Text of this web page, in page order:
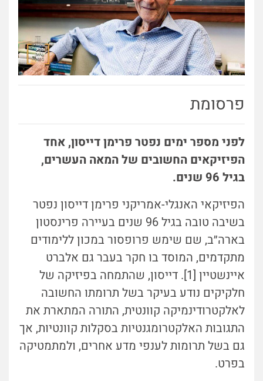
פרסומת
לפני מספר ימים נפטר פרימן דייסון, אחד
הפיזיקאים החשובים של המאה העשרים,
בגיל 96 שנים.
הפיזיקאי האנגלי-אמריקני פרימן דייסון נפטר
בשיבה טובה בגיל 96 שנים בעיירה פרינסטון
בארה״ב, שם שימש פרופסור במכון ללימודים
מתקדמים, המוסד בו חקר בעבר גם אלברט
איינשטיין [1]. דייסון, שהתמחה בפיזיקה של
חלקיקים נודע בעיקר בשל תרומתו החשובה
לאלקטרודינמיקה קוונטית, התורה המתארת את
התגובות האלקטרומגנטיות בסקלות קוונטיות, אך
גם בשל תרומות לענפי מדע אחרים, ולמתמטיקה
בפרט.